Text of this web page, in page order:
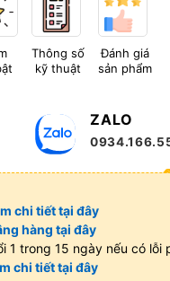
Thông số
kỹ thuật
Đánh giá
sản phẩm
ZALO
chi tiết tại đây
hàng tại đây
1 trong 15 ngày nếu có lỗi
chi tiết tại đây